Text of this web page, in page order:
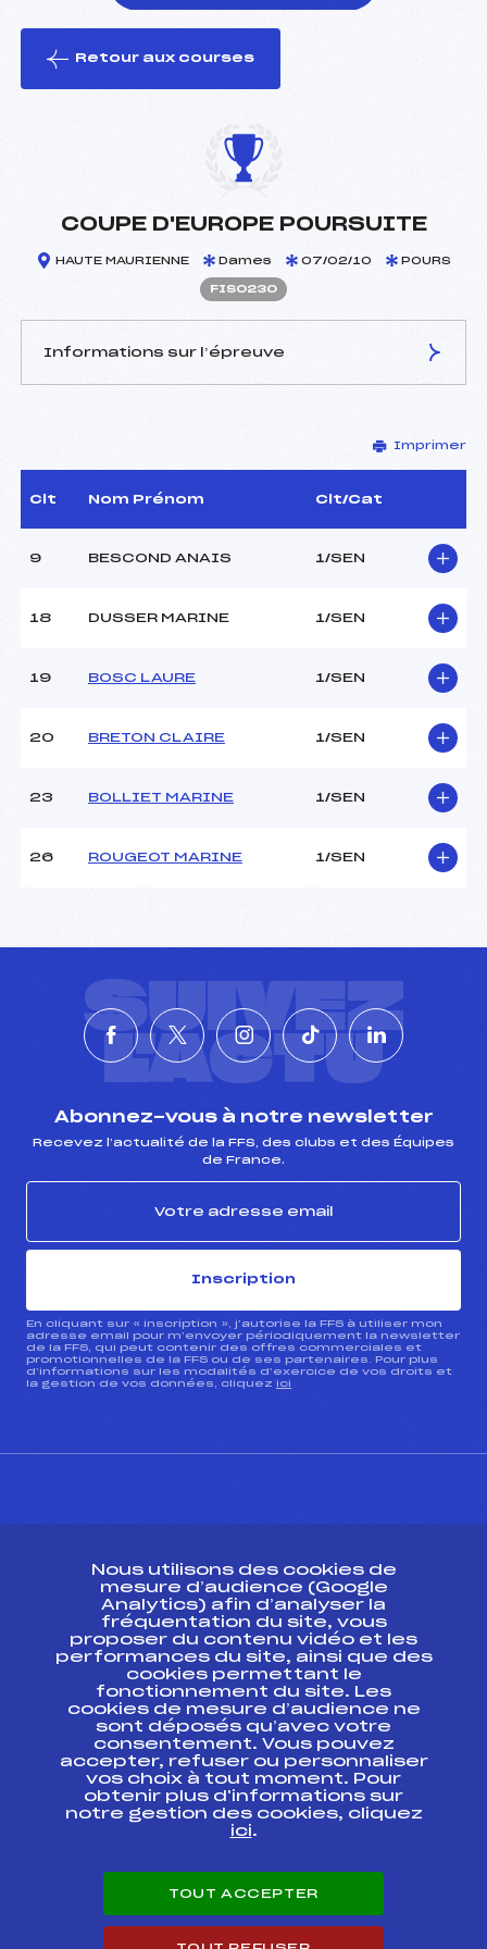
le ski
Retour aux courses
COUPE D'EUROPE POURSUITE
HAUTE MAURIENNE Dames 07/02/10 POURS
FIS0230
Informations sur l’épreuve
–
D.T Adjoint :
–
Dir. Epreuve :
Site de Replis
Point Haut :
Type de Tir :
–
Imprimer
Clt Nom Prénom Clt/Cat
9 BESCOND ANAIS 1/SEN
18 DUSSER MARINE 1/SEN
19 BOSC LAURE 1/SEN
20 BRETON CLAIRE 1/SEN
23 BOLLIET MARINE 1/SEN
26 ROUGEOT MARINE 1/SEN
SUIVEZ
L'ACTU
Abonnez-vous à notre newsletter
Recevez l’actualité de la FFS, des clubs et des Équipes
de France.
Inscription
En cliquant sur « inscription », j’autorise la FFS à utiliser mon
adresse email pour m’envoyer périodiquement la newsletter
de la FFS, qui peut contenir des offres commerciales et
promotionnelles de la FFS ou de ses partenaires. Pour plus
d’informations sur les modalités d’exercice de vos droits et
la gestion de vos données, cliquez ici
Ressources
Pass’Neige
Projet sportif fédéral
Projet de performance fédéral
Antidopage
Pôle Développement, Formation, Suivi
Scientifique
Listes ministérielles
Pôle vie de l’athlète
Enseignement professionnel
Carrières
Nous utilisons des cookies de
mesure d’audience (Google
Analytics) afin d’analyser la
fréquentation du site, vous
proposer du contenu vidéo et les
performances du site, ainsi que des
cookies permettant le
fonctionnement du site. Les
cookies de mesure d’audience ne
sont déposés qu’avec votre
consentement. Vous pouvez
accepter, refuser ou personnaliser
vos choix à tout moment. Pour
obtenir plus d'informations sur
notre gestion des cookies, cliquez
ici.
TOUT ACCEPTER